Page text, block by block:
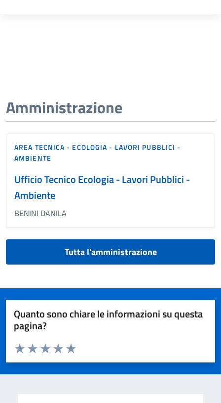
Amministrazione
AREA TECNICA - ECOLOGIA - LAVORI PUBBLICI -
AMBIENTE
Ufficio Tecnico Ecologia - Lavori Pubblici -
Ambiente
BENINI DANILA
Tutta l'amministrazione
Quanto sono chiare le informazioni su questa
pagina?
Valuta da 1 a 5 stelle la pagina
Valuta 5 stelle su 5
Valuta 4 stelle su 5
Valuta 3 stelle su 5
Valuta 2 stelle su 5
Valuta 1 stelle su 5